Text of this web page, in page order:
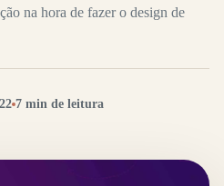
na hora de fazer o design de
7 min de leitura